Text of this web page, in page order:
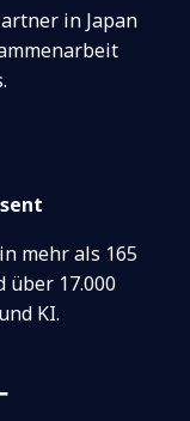
in Japan
mehr als 165
über 17.000
KI.